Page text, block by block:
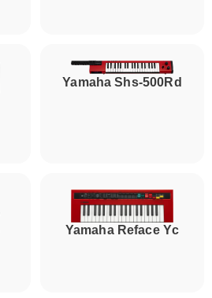
Yamaha Shs-500Rd
Yamaha Reface Yc